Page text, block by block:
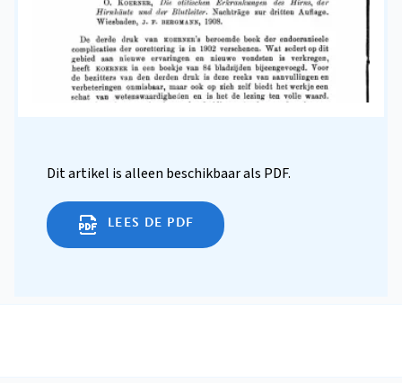
Dit artikel is alleen beschikbaar als PDF.
LEES DE PDF